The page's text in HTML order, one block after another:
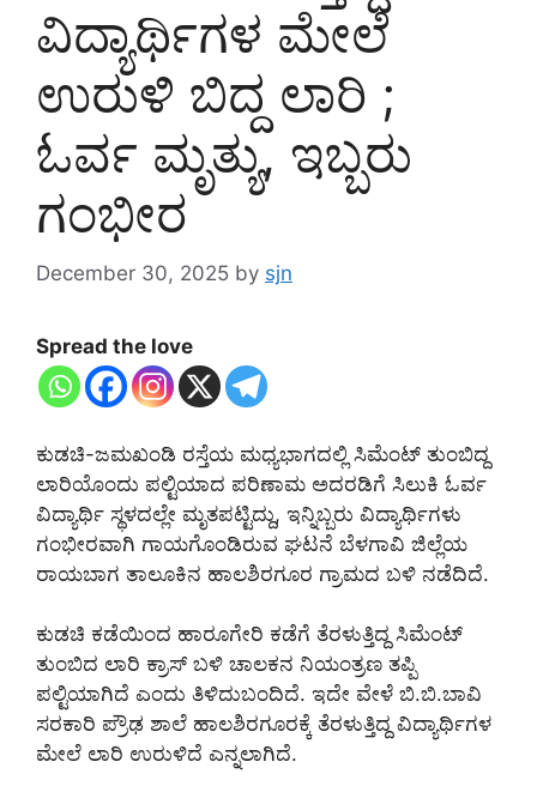
ವಿದ್ಯಾರ್ಥಿಗಳ ಮೇಲೆ
ಉರುಳಿ ಬಿದ್ದ ಲಾರಿ ;
ಓರ್ವ ಮೃತ್ಯು, ಇಬ್ಬರು
ಗಂಭೀರ
December 30, 2025 by sjn
Spread the love
ಕುಡಚಿ-ಜಮಖಂಡಿ ರಸ್ತೆಯ ಮಧ್ಯಭಾಗದಲ್ಲಿ ಸಿಮೆಂಟ್ ತುಂಬಿದ್ದ
ಲಾರಿಯೊಂದು ಪಲ್ಟಿಯಾದ ಪರಿಣಾಮ ಅದರಡಿಗೆ ಸಿಲುಕಿ ಓರ್ವ
ವಿದ್ಯಾರ್ಥಿ ಸ್ಥಳದಲ್ಲೇ ಮೃತಪಟ್ಟಿದ್ದು, ಇನ್ನಿಬ್ಬರು ವಿದ್ಯಾರ್ಥಿಗಳು
ಗಂಭೀರವಾಗಿ ಗಾಯಗೊಂಡಿರುವ ಘಟನೆ ಬೆಳಗಾವಿ ಜಿಲ್ಲೆಯ
ರಾಯಬಾಗ ತಾಲೂಕಿನ ಹಾಲಶಿರಗೂರ ಗ್ರಾಮದ ಬಳಿ ನಡೆದಿದೆ.
ಕುಡಚಿ ಕಡೆಯಿಂದ ಹಾರೂಗೇರಿ ಕಡೆಗೆ ತೆರಳುತ್ತಿದ್ದ ಸಿಮೆಂಟ್
ತುಂಬಿದ ಲಾರಿ ಕ್ರಾಸ್ ಬಳಿ ಚಾಲಕನ ನಿಯಂತ್ರಣ ತಪ್ಪಿ
ಪಲ್ಟಿಯಾಗಿದೆ ಎಂದು ತಿಳಿದುಬಂದಿದೆ. ಇದೇ ವೇಳೆ ಬಿ.ಬಿ.ಬಾವಿ
ಸರಕಾರಿ ಪ್ರೌಢ ಶಾಲೆ ಹಾಲಶಿರಗೂರಕ್ಕೆ ತೆರಳುತ್ತಿದ್ದ ವಿದ್ಯಾರ್ಥಿಗಳ
ಮೇಲೆ ಲಾರಿ ಉರುಳಿದೆ ಎನ್ನಲಾಗಿದೆ.